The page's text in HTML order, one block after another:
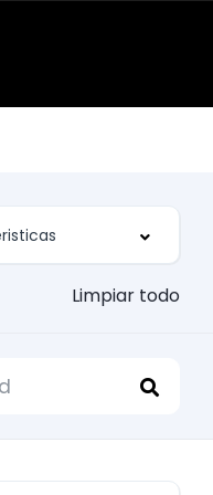
Limpiar todo